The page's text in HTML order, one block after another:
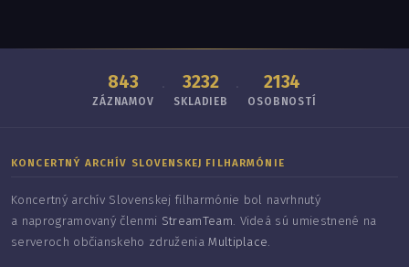
843
ZÁZNAMOV
· 3232
SKLADIEB
· 2134
OSOBNOSTÍ
KONCERTNÝ ARCHÍV SLOVENSKEJ FILHARMÓNIE
Koncertný archív Slovenskej filharmónie bol navrhnutý
a naprogramovaný členmi StreamTeam. Videá sú umiestnené na
serveroch občianskeho združeniaMultiplace.